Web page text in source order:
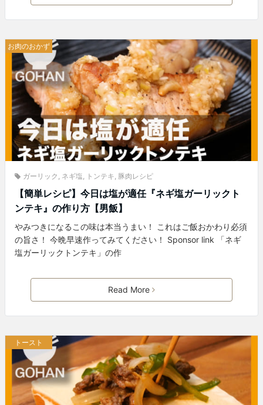
お肉のおかず
ガーリック , ネギ塩, トンテキ, 豚肉レシピ
【簡単レシピ】今日は塩が適任『ネギ塩ガーリックト
ンテキ』の作り方【男飯】
やみつきになるこの味は本当うまい！ これはご飯おかわり必須
の旨さ！ 今晩早速作ってみてください！ Sponsor link 「ネギ
塩ガーリックトンテキ」の作
Read More
トースト